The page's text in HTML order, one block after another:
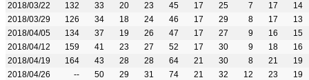
2018/03/22
132 33 20 23 45 17 25 7 17
14
2018/03/29
126 34 18 24 46 17 29 8 17
13
2018/04/05
134 37 19 26 47 17 27 9 16
15
2018/04/12
159 41 23 27 52 17 30 9 18
16
2018/04/19
164 43 28 28 64 21 30 8 21
19
2018/04/26
-- 50 29 31 74 21 32 12 23
19